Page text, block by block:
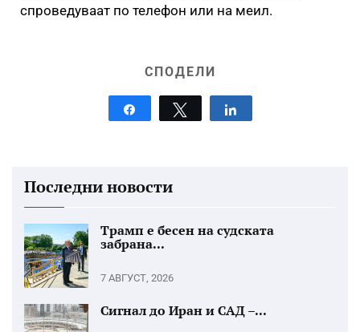
спроведуваат по телефон или на меил.
СПОДЕЛИ
Tweet
Последни новости
Трамп е бесен на судската
забрана...
7 АВГУСТ, 2026
Сигнал до Иран и САД –...